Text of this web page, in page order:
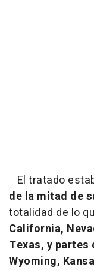
El tratado
de la mitad de
totalidad de lo
California,
Texas, y partes
Wyoming,